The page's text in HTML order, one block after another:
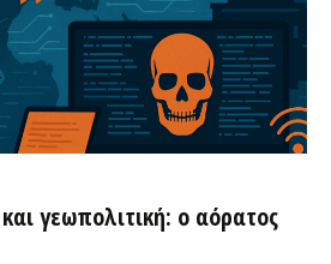
γεωπολιτική: ο αόρατος